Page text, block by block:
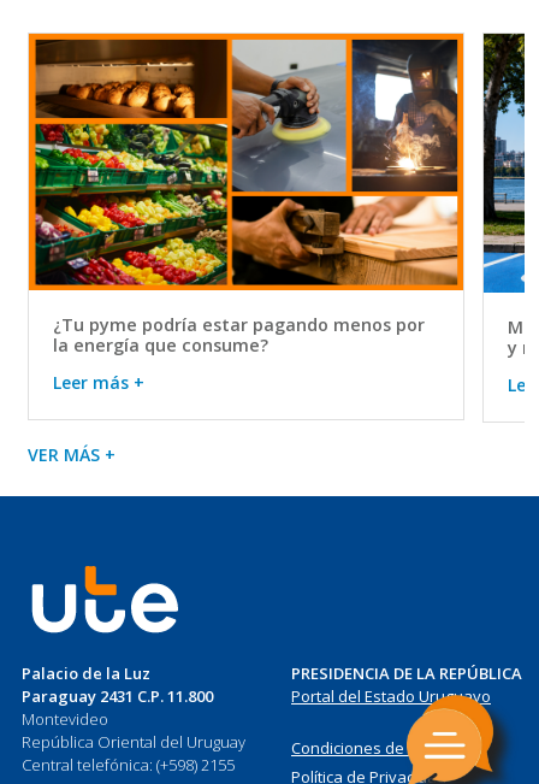
¿Tu pyme podría estar pagando menos por
la energía que consume?
Leer más +
y
VER MÁS +
Palacio de la Luz
Paraguay 2431 C.P. 11.800
Montevideo
República Oriental del Uruguay
Central telefónica: (+598) 2155
PRESIDENCIA DE LA REPÚBLICA
Portal del Estado Uruguayo
Condiciones de Uso
Política de Privacidad